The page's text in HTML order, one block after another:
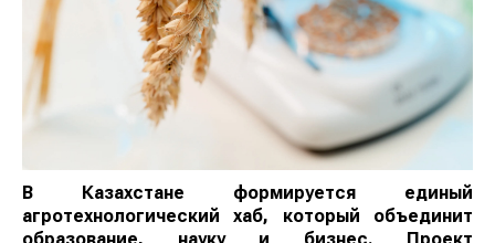
В Казахстане формируется единый
агротехнологический хаб, который объединит